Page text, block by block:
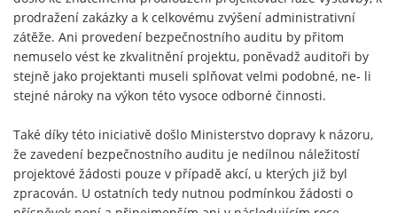
prodražení zakázky a k celkovému zvýšení administrativní
zátěže. Ani provedení bezpečnostního auditu by přitom
nemuselo vést ke zkvalitnění projektu, poněvadž auditoři by
stejně jako projektanti museli splňovat velmi podobné, ne- li
stejné nároky na výkon této vysoce odborné činnosti.
Také díky této iniciativě došlo Ministerstvo dopravy k názoru,
že zavedení bezpečnostního auditu je nedílnou náležitostí
projektové žádosti pouze v případě akcí, u kterých již byl
zpracován. U ostatních tedy nutnou podmínkou žádosti o